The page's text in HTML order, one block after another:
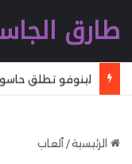
طارق
الرئيسية/ ألعاب